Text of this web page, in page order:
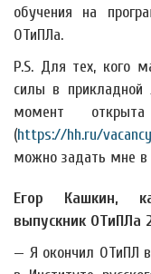
обучения на
ОТиПЛа.
P.S. Для тех, кого
силы в прикладной
момент открыта
(https://hh.ru/
можно задать мне в
Егор Кашкин,
выпускник ОТиПЛа
— Я окончил ОТиПЛ